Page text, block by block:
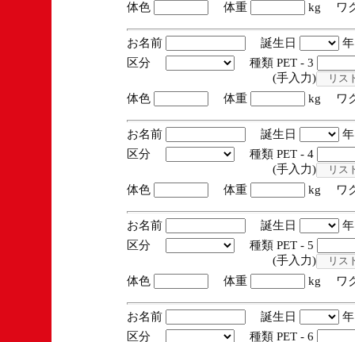
体色
体重 kg ワ
お名前 誕生日
区分
種類 PET - 3
(手入力)
体色
体重 kg ワ
お名前 誕生日
区分
種類 PET - 4
(手入力)
体色
体重 kg ワ
お名前 誕生日
区分
種類 PET - 5
(手入力)
体色
体重 kg ワ
お名前 誕生日
区分
種類 PET - 6